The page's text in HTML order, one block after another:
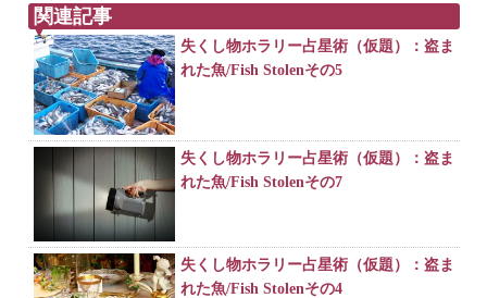
関連記事
失くし物ホラリー占星術（仮題）：盗ま
れた魚/Fish Stolenその5
失くし物ホラリー占星術（仮題）：盗ま
れた魚/Fish Stolenその7
失くし物ホラリー占星術（仮題）：盗ま
れた魚/Fish Stolenその4